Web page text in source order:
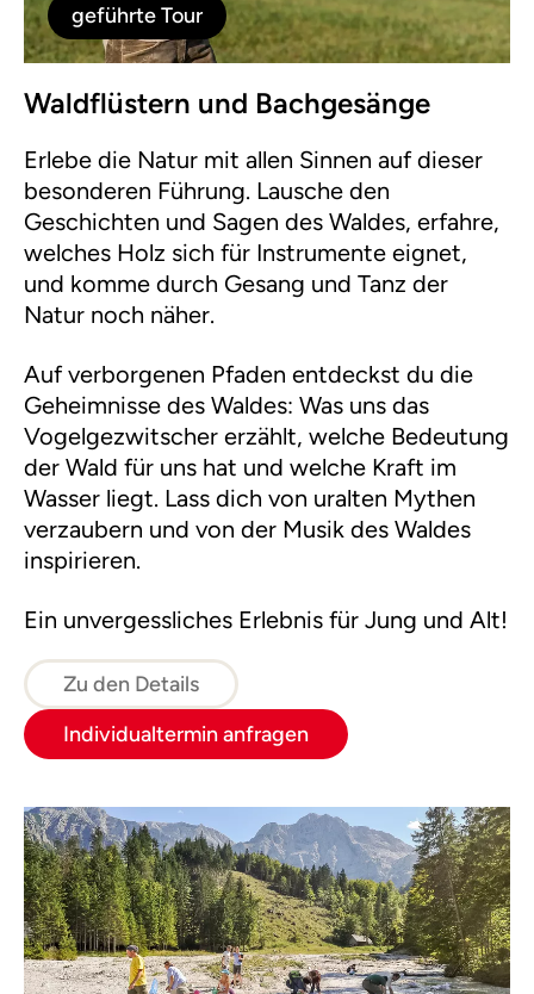
geführte Tour
Waldflüstern und Bachgesänge
Erlebe die Natur mit allen Sinnen auf dieser
besonderen Führung. Lausche den
Geschichten und Sagen des Waldes, erfahre,
welches Holz sich für Instrumente eignet,
und komme durch Gesang und Tanz der
Natur noch näher.
Auf verborgenen Pfaden entdeckst du die
Geheimnisse des Waldes: Was uns das
Vogelgezwitscher erzählt, welche Bedeutung
der Wald für uns hat und welche Kraft im
Wasser liegt. Lass dich von uralten Mythen
verzaubern und von der Musik des Waldes
inspirieren.
Ein unvergessliches Erlebnis für Jung und Alt!
Zu den Details
Individualtermin anfragen